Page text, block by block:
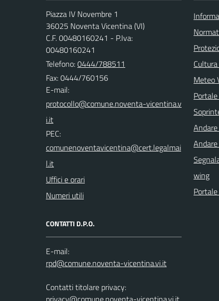
Piazza IV Novembre 1
36025 Noventa Vicentina (VI)
C.F. 00480160241 - P.Iva:
00480160241
Telefono:0444/788511
Fax: 0444/760156
E-mail:
PEC:
Uffici e orari
Numeri utili
CONTATTI D.P.O.
E-mail:
Contatti titolare privacy:
Meteo
wing